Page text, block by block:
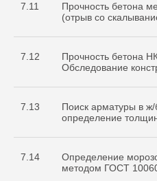
7.11
Прочность бетона
(отрыв со
7.12
Прочность бетона
Обследование
7.13
Поиск арматуры в ж/
определение
7.14
Определение
методом ГОСТ